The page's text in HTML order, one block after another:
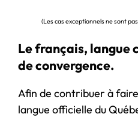
(Les cas exceptionnels ne sont
Le français, langue
de convergence.
Afin de contribuer à
langue officielle du